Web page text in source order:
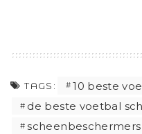
TAGS:
10 beste
de beste voetbal
scheenbeschermers